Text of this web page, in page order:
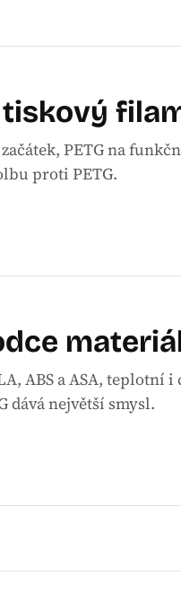
PETG na
proti PETG.
ABS a ASA, teplotní
dává největší smysl.